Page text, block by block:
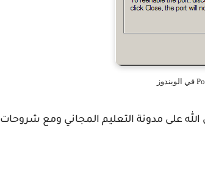
الله على مدونة التعليم المجاني ومع شروحات